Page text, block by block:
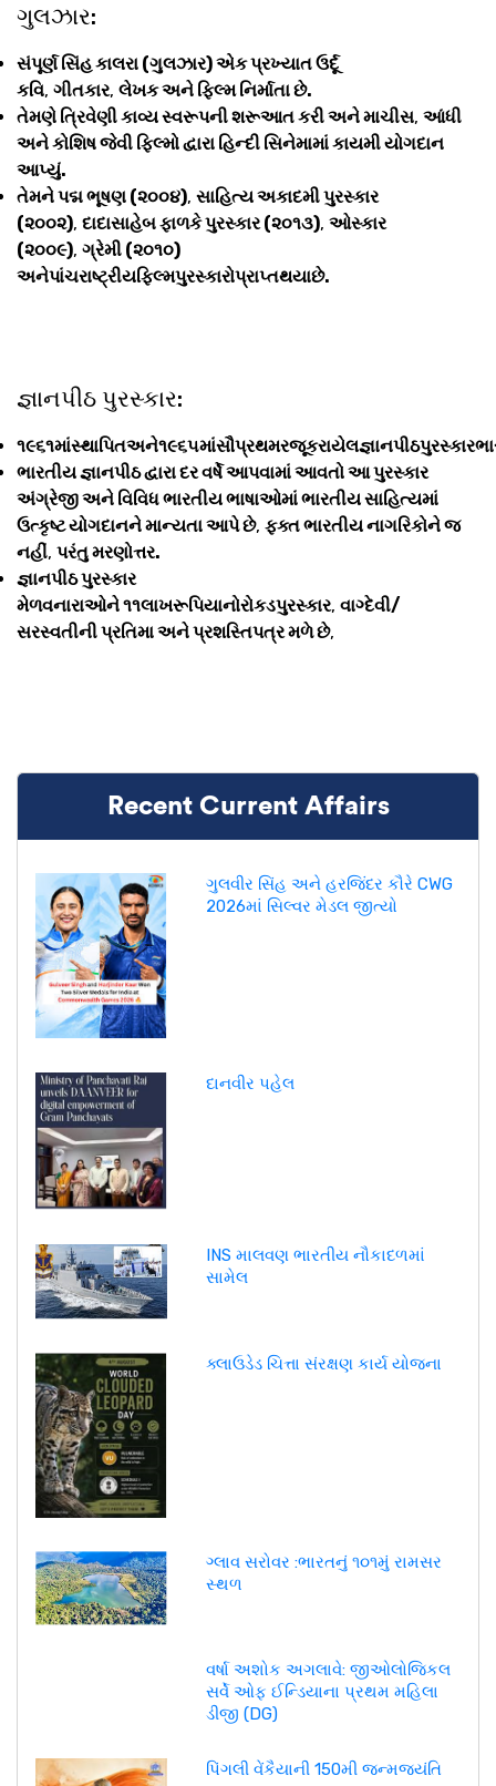
ગુલઝાર:
સંપૂર્ણ સિંહ કાલરા (ગુલઝાર) એક પ્રખ્યાત ઉર્દૂ
કવિ, ગીતકાર, લેખક અને ફિલ્મ નિર્માતા છે.
તેમણે ત્રિવેણી કાવ્ય સ્વરૂપની શરૂઆત કરી અને માચીસ, આંધી
અને કોશિષ જેવી ફિલ્મો દ્વારા હિન્દી સિનેમામાં કાયમી યોગદાન
આપ્યું.
તેમને પદ્મ ભૂષણ (૨૦૦૪), સાહિત્ય અકાદમી પુરસ્કાર
(૨૦૦૨), દાદાસાહેબ ફાળકે પુરસ્કાર (૨૦૧૩), ઓસ્કાર
(૨૦૦૯), ગ્રેમી (૨૦૧૦)
અનેપાંચરાષ્ટ્રીયફિલ્મપુરસ્કારોપ્રાપ્તથયાછે.
જ્ઞાનપીઠ પુરસ્કાર:
ભારતીય જ્ઞાનપીઠ દ્વારા દર વર્ષે આપવામાં આવતો આ પુરસ્કાર
અંગ્રેજી અને વિવિધ ભારતીય ભાષાઓમાં ભારતીય સાહિત્યમાં
ઉત્કૃષ્ટ યોગદાનને માન્યતા આપે છે, ફક્ત ભારતીય નાગરિકોને જ
નહીં, પરંતુ મરણોત્તર.
જ્ઞાનપીઠ પુરસ્કાર
મેળવનારાઓને ૧૧લાખરૂપિયાનોરોકડપુરસ્કાર, વાગ્દેવી/
સરસ્વતીની પ્રતિમા અને પ્રશસ્તિપત્ર મળે છે,
Recent Current Affairs
ગુલવીર સિંહ અને હરજિંદર કૌરે CWG
2026માં સિલ્વર મેડલ જીત્યો
દાનવીર પહેલ
INS માલવણ ભારતીય નૌકાદળમાં
સામેલ
ક્લાઉડેડ ચિત્તા સંરક્ષણ કાર્ય યોજના
ગ્લાવ સરોવર :ભારતનું ૧૦૧મું રામસર
સ્થળ
વર્ષા અશોક અગલાવે: જીઓલોજિકલ
સર્વે ઓફ ઈન્ડિયાના પ્રથમ મહિલા
ડીજી (DG)
પિંગલી વેંકૈયાની 150મી જન્મજયંતિ